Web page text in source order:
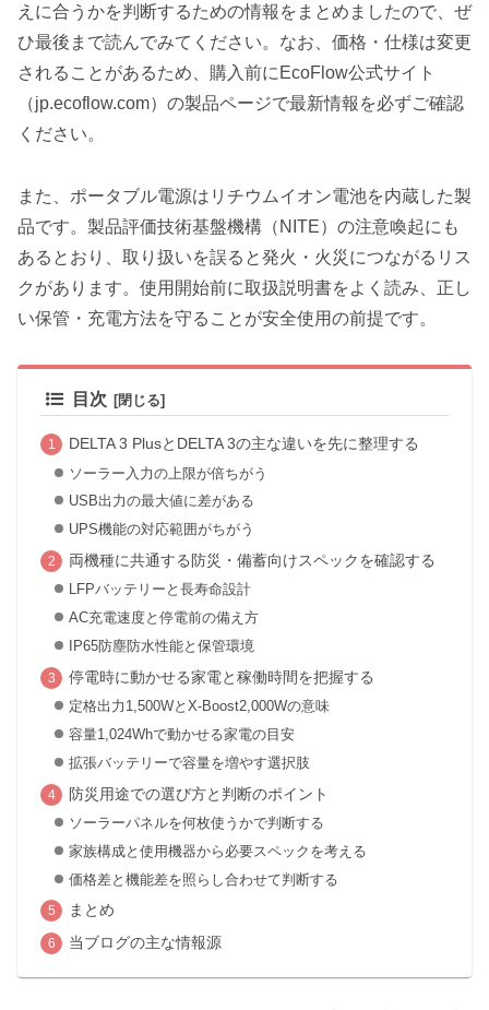
えに合うかを判断するための情報をまとめましたので、ぜ
ひ最後まで読んでみてください。なお、価格・仕様は変更
されることがあるため、購入前にEcoFlow公式サイト
（jp.ecoflow.com）の製品ページで最新情報を必ずご確認
ください。
また、ポータブル電源はリチウムイオン電池を内蔵した製
品です。製品評価技術基盤機構（NITE）の注意喚起にも
あるとおり、取り扱いを誤ると発火・火災につながるリス
クがあります。使用開始前に取扱説明書をよく読み、正し
い保管・充電方法を守ることが安全使用の前提です。
目次
DELTA 3 PlusとDELTA 3の主な違いを先に整理する
ソーラー入力の上限が倍ちがう
USB出力の最大値に差がある
UPS機能の対応範囲がちがう
両機種に共通する防災・備蓄向けスペックを確認する
LFPバッテリーと長寿命設計
AC充電速度と停電前の備え方
IP65防塵防水性能と保管環境
停電時に動かせる家電と稼働時間を把握する
定格出力1,500WとX-Boost2,000Wの意味
容量1,024Whで動かせる家電の目安
拡張バッテリーで容量を増やす選択肢
防災用途での選び方と判断のポイント
ソーラーパネルを何枚使うかで判断する
家族構成と使用機器から必要スペックを考える
価格差と機能差を照らし合わせて判断する
まとめ
当ブログの主な情報源